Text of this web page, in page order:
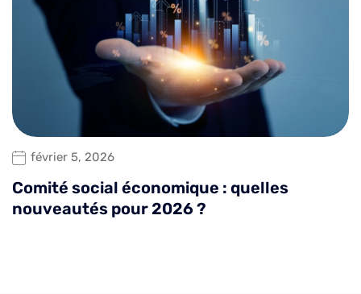
février 5, 2026
Comité social économique : quelles
nouveautés pour 2026 ?